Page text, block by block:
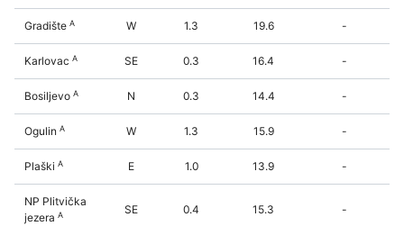
Gradište A W 1.3 19.6 -
Karlovac A SE 0.3 16.4 -
Bosiljevo A N 0.3 14.4 -
Ogulin A W 1.3 15.9 -
Plaški A E 1.0 13.9 -
NP Plitvička
jezera A SE 0.4 15.3 -